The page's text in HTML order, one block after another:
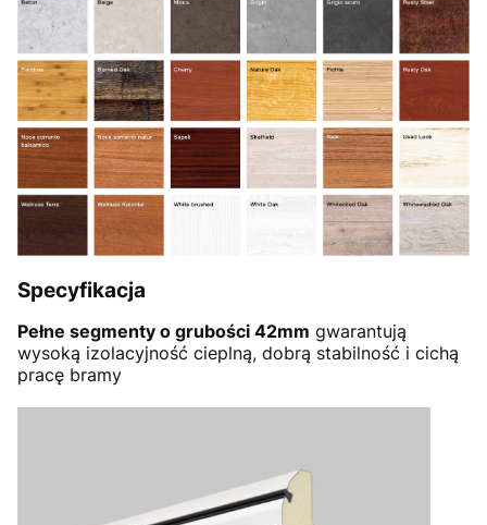
Specyfikacja
Pełne segmenty o grubości 42mm gwarantują
wysoką izolacyjność cieplną, dobrą stabilność i cichą
pracę bramy